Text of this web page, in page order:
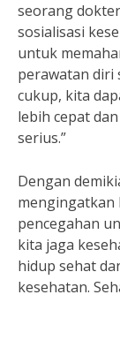
seorang
sosialisasi
untuk
perawatan diri
cukup, kita
lebih cepat
serius.”
Dengan
mengingatkan
pencegahan
kita jaga
hidup sehat
kesehatan.